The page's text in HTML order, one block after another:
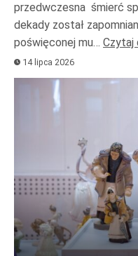
przedwczesna śmierć
dekady został
poświęconej mu… Czytaj
14 lipca 2026
Odtwarzacz